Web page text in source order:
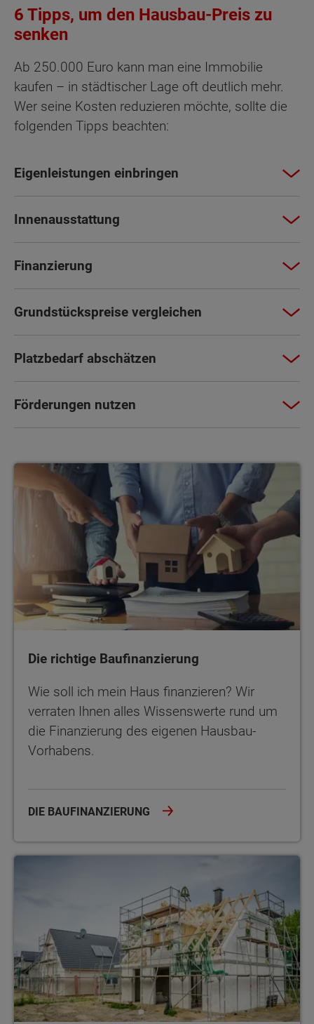
6 Tipps, um den Hausbau-Preis zu
senken
Ab 250.000 Euro kann man eine Immobilie
kaufen – in städtischer Lage oft deutlich mehr.
Wer seine Kosten reduzieren möchte, sollte die
folgenden Tipps beachten:
Eigenleistungen einbringen
Innenausstattung
Finanzierung
Grundstückspreise vergleichen
Platzbedarf abschätzen
Förderungen nutzen
Die richtige Baufinanzierung
Die richtige Baufinanzierung
Wie soll ich mein Haus finanzieren? Wir
verraten Ihnen alles Wissenswerte rund um
die Finanzierung des eigenen Hausbau-
Vorhabens.
DIE BAUFINANZIERUNG